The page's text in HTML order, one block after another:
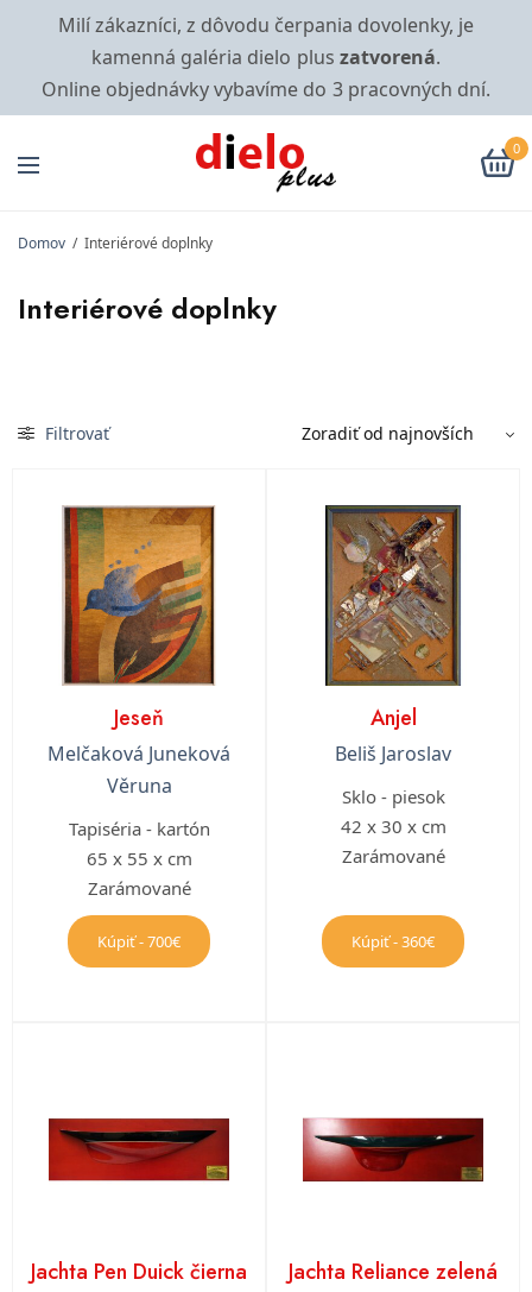
Milí zákazníci, z dôvodu čerpania dovolenky, je
kamenná galéria dielo plus zatvorená.
Online objednávky vybavíme do 3 pracovných dní.
0
Domov / Interiérové doplnky
Interiérové doplnky
Filtrovať
Jeseň
Melčaková Juneková
Věruna
Tapiséria - kartón
65 x 55 x cm
Zarámované
Kúpiť - 700€
Anjel
Beliš Jaroslav
Sklo - piesok
42 x 30 x cm
Zarámované
Kúpiť - 360€
Jachta Pen Duick čierna Jachta Reliance zelená